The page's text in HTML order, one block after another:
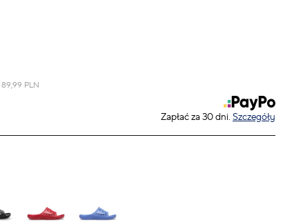
89,99 PLN
Zapłać za 30 dni. Szczegóły